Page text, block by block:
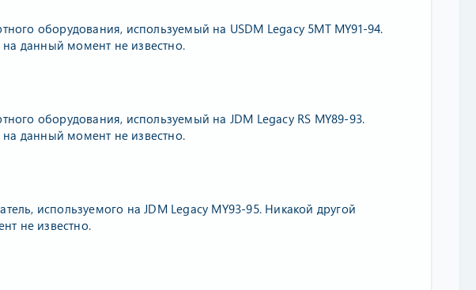
оборудования, используемый на USDM Legacy 5MT MY91-94.
данный момент не известно.
оборудования, используемый на JDM Legacy RS MY89-93.
данный момент не известно.
используемого на JDM Legacy MY93-95. Никакой другой
не известно.